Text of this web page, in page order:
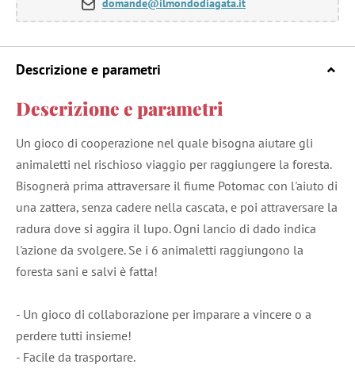
Descrizione e parametri
Descrizione e parametri
Un gioco di cooperazione nel quale bisogna aiutare gli
animaletti nel rischioso viaggio per raggiungere la foresta.
Bisognerà prima attraversare il fiume Potomac con l'aiuto di
una zattera, senza cadere nella cascata, e poi attraversare la
radura dove si aggira il lupo. Ogni lancio di dado indica
l'azione da svolgere. Se i 6 animaletti raggiungono la
foresta sani e salvi è fatta!
- Un gioco di collaborazione per imparare a vincere o a
perdere tutti insieme!
- Facile da trasportare.